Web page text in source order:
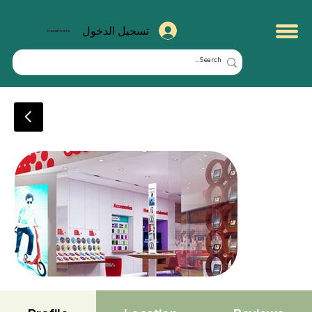
kuwaitmate تسجيل الدخول